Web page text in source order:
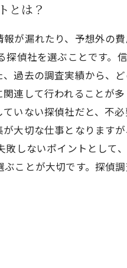
とは？
が漏れたり、予想外の
探偵社を選ぶことです
過去の調査実績から、
連して行われることが
いない探偵社だと、不
大切な仕事となります
敗しないポイントとし
ことが大切です。探偵